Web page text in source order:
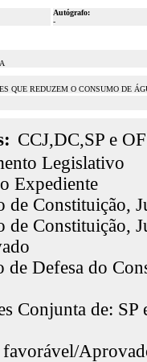
Autógrafo:
-
QUE REDUZEM O CONSUMO DE
CCJ,DC,SP e OF
Legislativo
Expediente
Constituição,
de Constituição,
de Defesa do
Conjunta de: